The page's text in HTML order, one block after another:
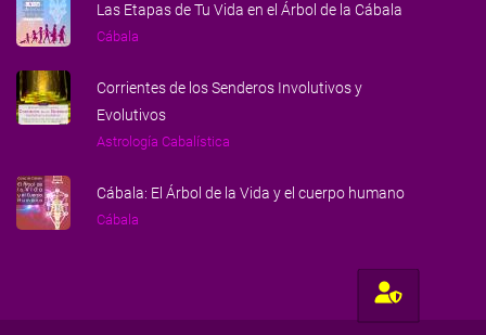
Las Etapas de Tu Vida en el Árbol de la Cábala
Cábala
Corrientes de los Senderos Involutivos y
Evolutivos
Astrología Cabalística
Cábala: El Árbol de la Vida y el cuerpo humano
Cábala